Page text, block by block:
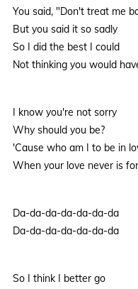
You said, "Don't treat me
But you said it so sadly
So I did the best I could
Not thinking you would
I know you're not sorry
Why should you be?
'Cause who am I to be in
When your love never is
Da-da-da-da-da-da-da
Da-da-da-da-da-da-da
So I think I better go